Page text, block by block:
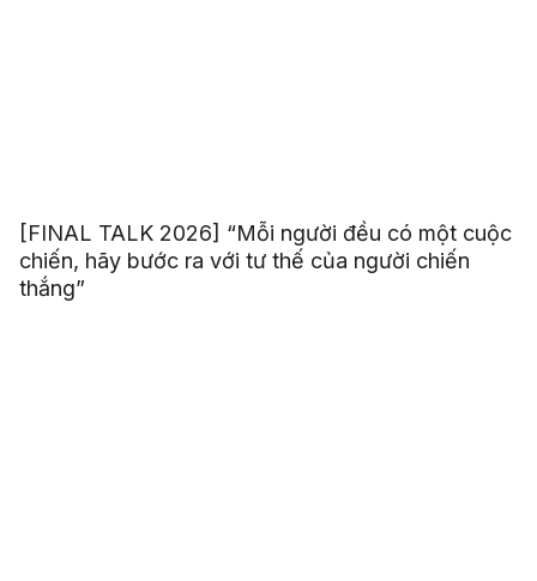
[FINAL TALK 2026] “Mỗi người đều có một cuộc
chiến, hãy bước ra với tư thế của người chiến
thắng”